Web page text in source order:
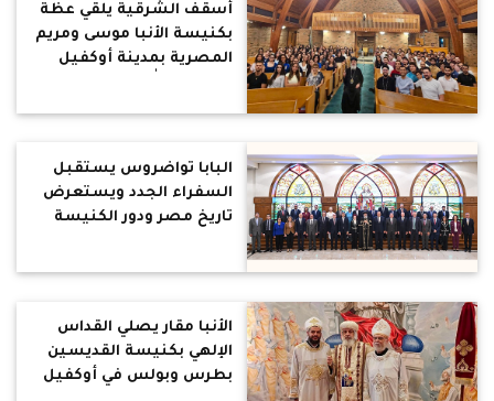
أسقف الشرقية يلقي عظة
بكنيسة الأنبا موسى ومريم
المصرية بمدينة أوكفيل
البابا تواضروس يستقبل
السفراء الجدد ويستعرض
تاريخ مصر ودور الكنيسة
الأنبا مقار يصلي القداس
الإلهي بكنيسة القديسين
بطرس وبولس في أوكفيل